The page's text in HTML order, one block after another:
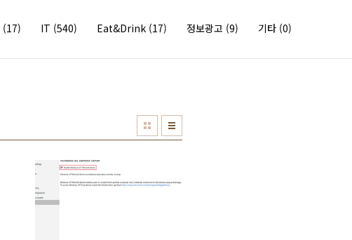
(17) IT (540) Eat&Drink (17) 정보광고 (9) 기타 (0)